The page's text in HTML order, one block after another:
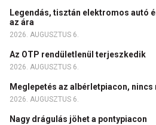
Legendás, tisztán elektromos autó
az ára
2026. AUGUSZTUS 6.
Az OTP rendületlenül terjeszkedik
2026. AUGUSZTUS 6.
Meglepetés az albérletpiacon, nincs
2026. AUGUSZTUS 6.
Nagy drágulás jöhet a pontypiacon